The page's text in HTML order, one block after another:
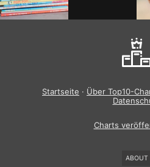
Startseite · Über Top10-
Charts
ABOUT